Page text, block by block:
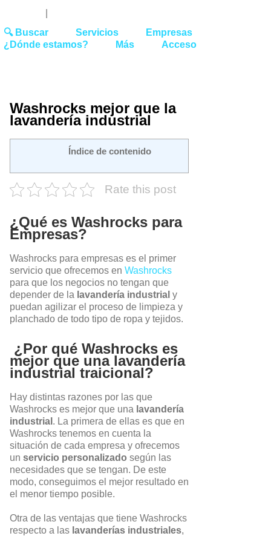
🔍 Buscar Servicios
Empresas
¿Dónde estamos?
Más Acceso
Washrocks mejor que la
lavandería industrial
Índice de contenido
Rate this post
¿Qué es Washrocks para
Empresas?
Washrocks para empresas es el primer
servicio que ofrecemos en Washrocks
para que los negocios no tengan que
depender de la lavandería industrial y
puedan agilizar el proceso de limpieza y
planchado de todo tipo de ropa y tejidos.
¿Por qué Washrocks es
mejor que una lavandería
industrial traicional?
Hay distintas razones por las que
Washrocks es mejor que una lavandería
industrial . La primera de ellas es que en
Washrocks tenemos en cuenta la
situación de cada empresa y ofrecemos
un servicio personalizado según las
necesidades que se tengan. De este
modo, conseguimos el mejor resultado en
el menor tiempo posible.
Otra de las ventajas que tiene Washrocks
respecto a las lavanderías industriales,